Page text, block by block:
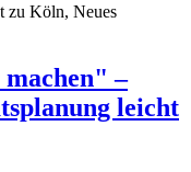
zu Köln, Neues
–
leicht